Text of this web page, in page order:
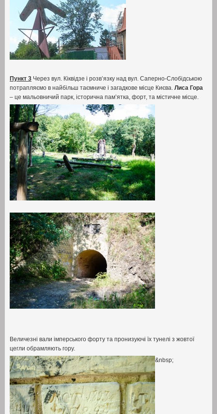
Пункт 3 Через вул. Кіквідзе і розв’язку над вул. Саперно-Слобідською
потрапляємо в найбільш таємниче і загадкове місце Києва. Лиса Гора
– це мальовничий парк, історична пам’ятка, форт, та містичне місце.
Величезні вали імперського форту та пронизуючі їх тунелі з жовтої
цегли обрамляють гору.
&nbsp;